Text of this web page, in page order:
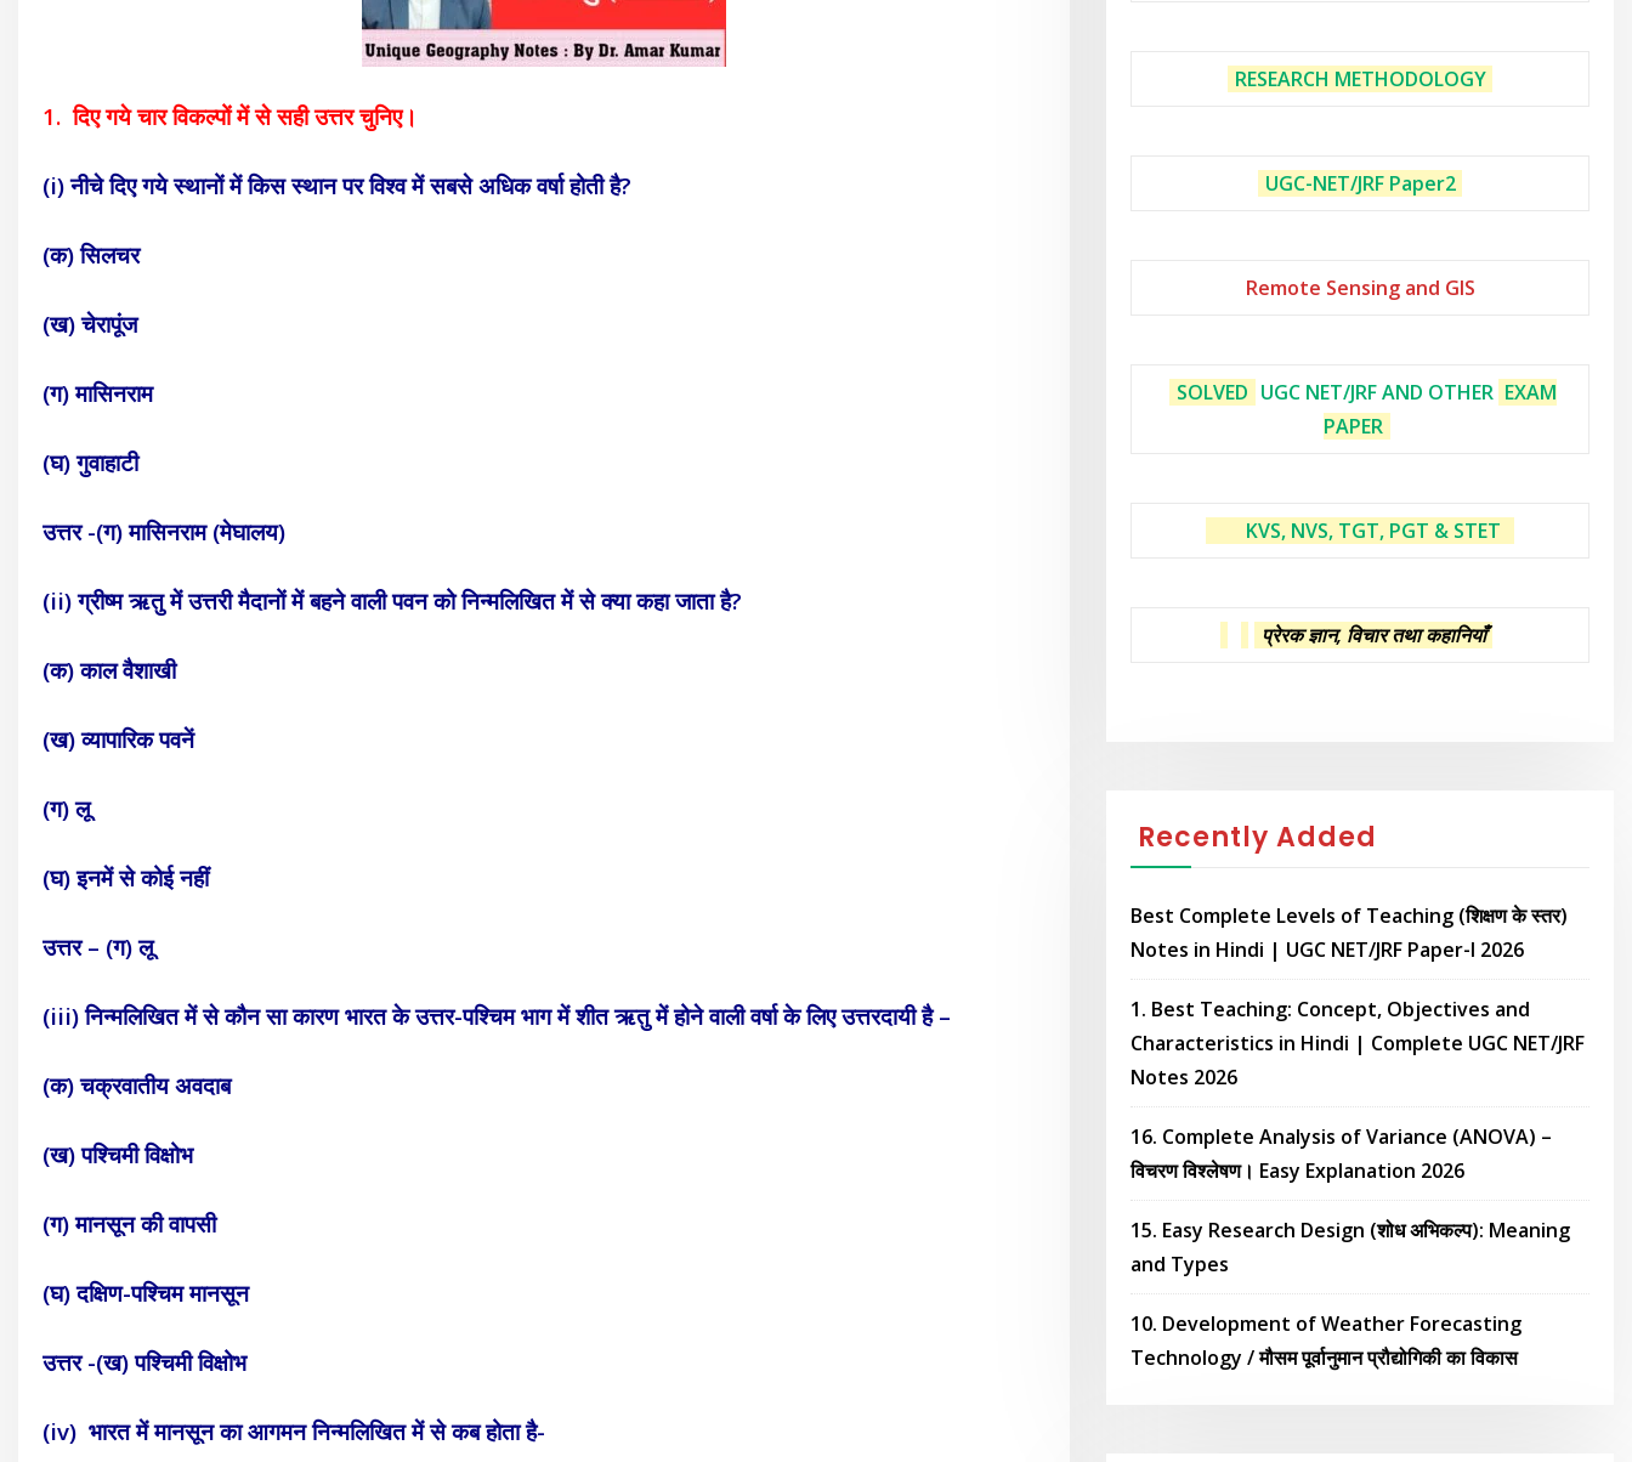
1. दिए गये चार विकल्पों में से सही उत्तर चुनिए।
(i) नीचे दिए गये स्थानों में किस स्थान पर विश्व में सबसे अधिक वर्षा होती है?
(क) सिलचर
(ख) चेरापूंज
(ग) मासिनराम
(घ) गुवाहाटी
उत्तर -(ग) मासिनराम (मेघालय)
(ii) ग्रीष्म ऋतु में उत्तरी मैदानों में बहने वाली पवन को निन्मलिखित में से क्या कहा जाता है?
(क) काल वैशाखी
(ख) व्यापारिक पवनें
(ग) लू
(घ) इनमें से कोई नहीं
उत्तर – (ग) लू
(iii) निन्मलिखित में से कौन सा कारण भारत के उत्तर-पश्चिम भाग में शीत ऋतु में होने वाली वर्षा के लिए उत्तरदायी है –
(क) चक्रवातीय अवदाब
(ख) पश्चिमी विक्षोभ
(ग) मानसून की वापसी
(घ) दक्षिण-पश्चिम मानसून
उत्तर -(ख) पश्चिमी विक्षोभ
(iv) भारत में मानसून का आगमन निन्मलिखित में से कब होता है-
RESEARCH METHODOLOGY
UGC-NET/JRF Paper2
Remote Sensing and GIS
SOLVED UGC NET/JRF AND OTHER EXAM
PAPER
KVS, NVS, TGT, PGT & STET
प्रेरक ज्ञान, विचार तथा कहानियाँ
Recently Added
Best Complete Levels of Teaching (शिक्षण के स्तर)
Notes in Hindi | UGC NET/JRF Paper-I 2026
1. Best Teaching: Concept, Objectives and
Characteristics in Hindi | Complete UGC NET/JRF
Notes 2026
16. Complete Analysis of Variance (ANOVA) –
विचरण विश्लेषण। Easy Explanation 2026
15. Easy Research Design (शोध अभिकल्प): Meaning
and Types
10. Development of Weather Forecasting
Technology / मौसम पूर्वानुमान प्रौद्योगिकी का विकास